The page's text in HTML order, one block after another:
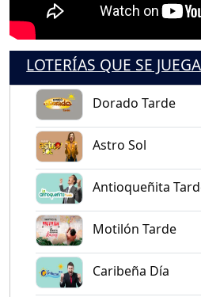
LOTERÍAS QUE SE
Dorado Tarde
Astro Sol
Antioqueñita
Motilón Tarde
Caribeña Día